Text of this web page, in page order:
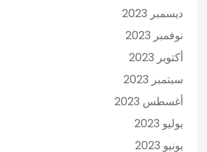
ديسمبر 2023
نوفمبر 2023
أكتوبر 2023
سبتمبر 2023
أغسطس 2023
يوليو 2023
يونيو 2023